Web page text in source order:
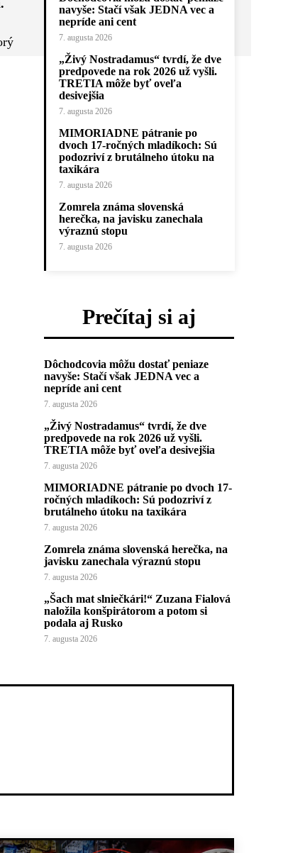
navyše: Stačí však JEDNA vec a
nepríde ani cent
7. augusta 2026
„Živý Nostradamus“ tvrdí, že dve
predpovede na rok 2026 už vyšli.
TRETIA môže byť oveľa
desivejšia
7. augusta 2026
MIMORIADNE pátranie po
dvoch 17-ročných mladíkoch: Sú
podozriví z brutálneho útoku na
taxikára
7. augusta 2026
Zomrela známa slovenská
herečka, na javisku zanechala
výraznú stopu
7. augusta 2026
Prečítaj si aj
Dôchodcovia môžu dostať peniaze
navyše: Stačí však JEDNA vec a
nepríde ani cent
7. augusta 2026
„Živý Nostradamus“ tvrdí, že dve
predpovede na rok 2026 už vyšli.
TRETIA môže byť oveľa desivejšia
7. augusta 2026
MIMORIADNE pátranie po dvoch 17-
ročných mladíkoch: Sú podozriví z
brutálneho útoku na taxikára
7. augusta 2026
Zomrela známa slovenská herečka, na
javisku zanechala výraznú stopu
7. augusta 2026
„Šach mat slniečkári!“ Zuzana Fialová
naložila konšpirátorom a potom si
podala aj Rusko
7. augusta 2026